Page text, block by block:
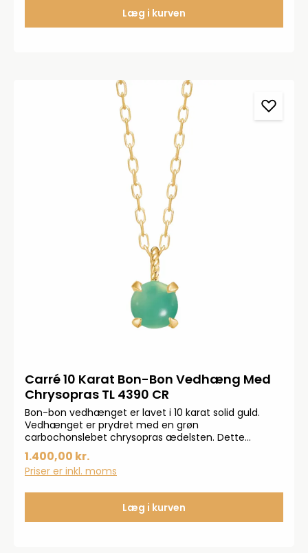
mm.Bemærk at der ikke medfølger kæde til
Læg i kurven
Carré 10 Karat Bon-Bon Vedhæng Med
Chrysopras TL 4390 CR
Bon-bon vedhænget er lavet i 10 karat solid guld.
Vedhænget er prydret med en grøn
carbochonslebet chrysopras ædelsten. Dette
vedhæng er en del af Gem Candy-kollektionen.L: 1
cmB: 4 mm.*Bemærk: Kæden medfølger ikke.
1.400,00 kr.
Priser er inkl. moms
Læg i kurven